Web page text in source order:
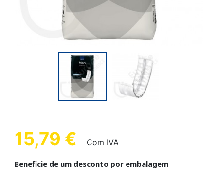
15,79 € Com IVA
Beneficie de um desconto por embalagem